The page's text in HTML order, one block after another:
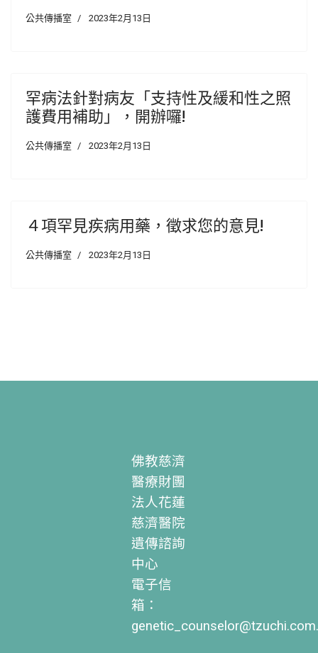
公共傳播室 2023年2月13日
罕病法針對病友「支持性及緩和性之照
護費用補助」，開辦囉!
公共傳播室 2023年2月13日
４項罕見疾病用藥，徵求您的意見!
公共傳播室 2023年2月13日
佛教慈濟
醫療財團
法人花蓮
慈濟醫院
遺傳諮詢
中心
電子信
箱：